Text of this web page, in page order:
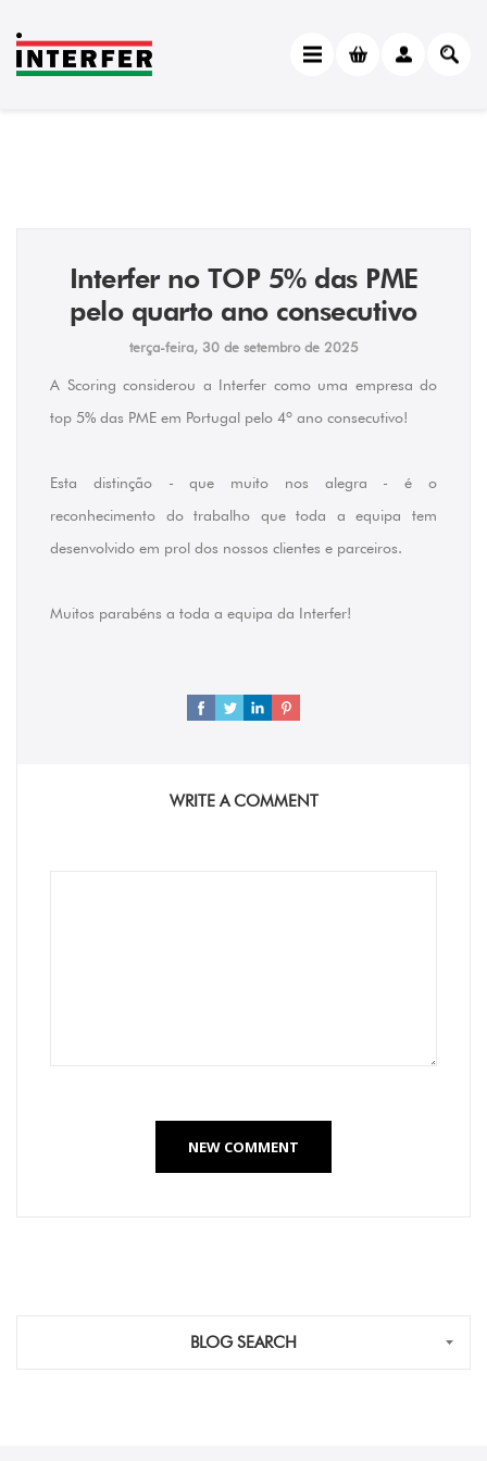
Interfer no TOP 5% das PME
pelo quarto ano consecutivo
terça-feira, 30 de setembro de 2025
A Scoring considerou a Interfer como uma empresa do
top 5% das PME em Portugal pelo 4º ano consecutivo!
Esta distinção - que muito nos alegra - é o
reconhecimento do trabalho que toda a equipa tem
desenvolvido em prol dos nossos clientes e parceiros.
Muitos parabéns a toda a equipa da Interfer!
WRITE A COMMENT
NEW COMMENT
BLOG SEARCH